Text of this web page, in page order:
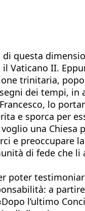
questa
Vaticano II.
trinitaria,
dei tempi, in
lo
e sporca per
una Chiesa
e preoccupare
di fede che
poter
a
l’ultimo